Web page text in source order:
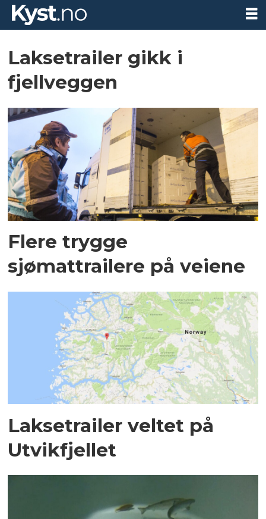
Tag:
trailer
Laksetrailer gikk i
fjellveggen
Flere trygge
sjømattrailere på veiene
Laksetrailer veltet på
Utvikfjellet